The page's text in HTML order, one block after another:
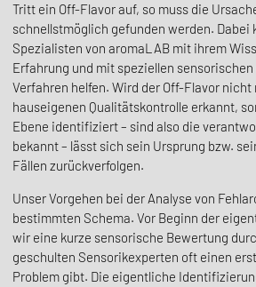
Tritt ein Off-Flavor auf, so muss die
schnellstmöglich gefunden werden. Dabei
Spezialisten von aromaLAB mit ihrem
Erfahrung und mit speziellen
Verfahren helfen. Wird der Off-Flavor nicht
hauseigenen Qualitätskontrolle erkannt,
Ebene identifiziert – sind also die
bekannt – lässt sich sein Ursprung bzw.
Fällen zurückverfolgen.
Unser Vorgehen bei der Analyse von
bestimmten Schema. Vor Beginn der
wir eine kurze sensorische Bewertung
geschulten Sensorikexperten oft einen
Problem gibt. Die eigentliche